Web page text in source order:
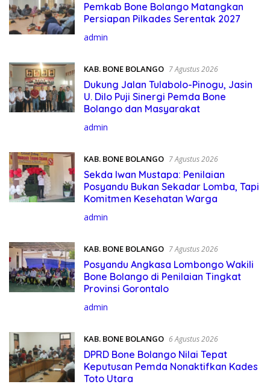
Pemkab Bone Bolango Matangkan
Persiapan Pilkades Serentak 2027
admin
KAB. BONE BOLANGO 7 Agustus 2026
Dukung Jalan Tulabolo-Pinogu, Jasin
U. Dilo Puji Sinergi Pemda Bone
Bolango dan Masyarakat
admin
KAB. BONE BOLANGO 7 Agustus 2026
Sekda Iwan Mustapa: Penilaian
Posyandu Bukan Sekadar Lomba, Tapi
Komitmen Kesehatan Warga
admin
KAB. BONE BOLANGO 7 Agustus 2026
Posyandu Angkasa Lombongo Wakili
Bone Bolango di Penilaian Tingkat
Provinsi Gorontalo
admin
KAB. BONE BOLANGO 6 Agustus 2026
DPRD Bone Bolango Nilai Tepat
Keputusan Pemda Nonaktifkan Kades
Toto Utara